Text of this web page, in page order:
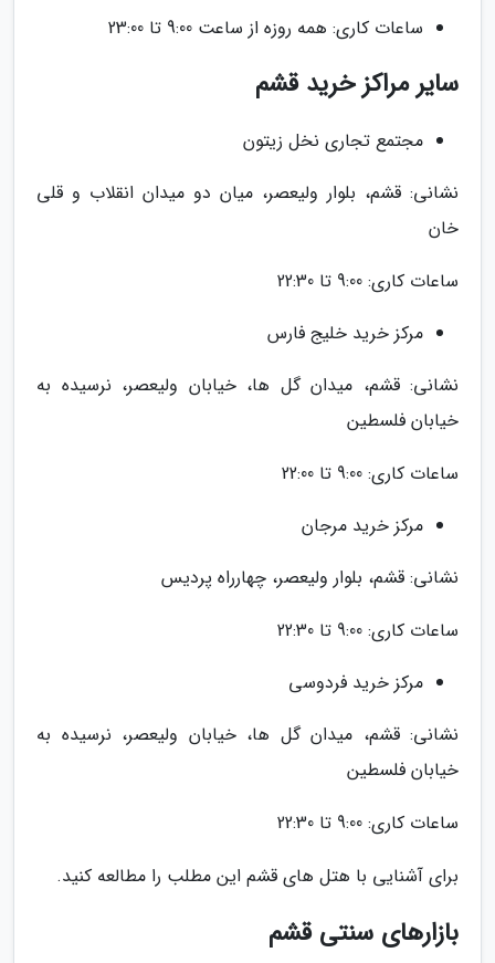
ساعات کاری: همه روزه از ساعت 9:00 تا 23:00
سایر مراکز خرید قشم
مجتمع تجاری نخل زیتون
نشانی: قشم، بلوار ولیعصر، میان دو میدان انقلاب و قلی
خان
ساعات کاری: 9:00 تا 22:30
مرکز خرید خلیج فارس
نشانی: قشم، میدان گل ها، خیابان ولیعصر، نرسیده به
خیابان فلسطین
ساعات کاری: 9:00 تا 22:00
مرکز خرید مرجان
نشانی: قشم، بلوار ولیعصر، چهارراه پردیس
ساعات کاری: 9:00 تا 22:30
مرکز خرید فردوسی
نشانی: قشم، میدان گل ها، خیابان ولیعصر، نرسیده به
خیابان فلسطین
ساعات کاری: 9:00 تا 22:30
برای آشنایی با هتل های قشم این مطلب را مطالعه کنید.
بازارهای سنتی قشم